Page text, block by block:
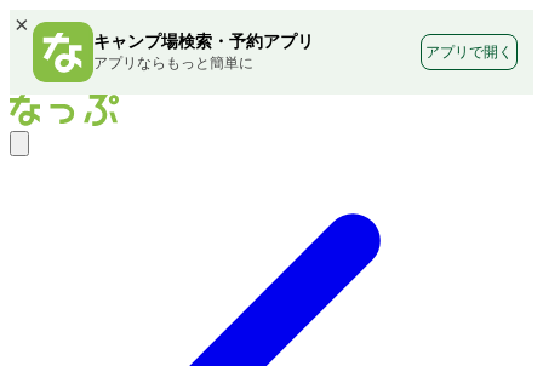
×
キャンプ場検索・予約アプリ
アプリならもっと簡単に
アプリで開く